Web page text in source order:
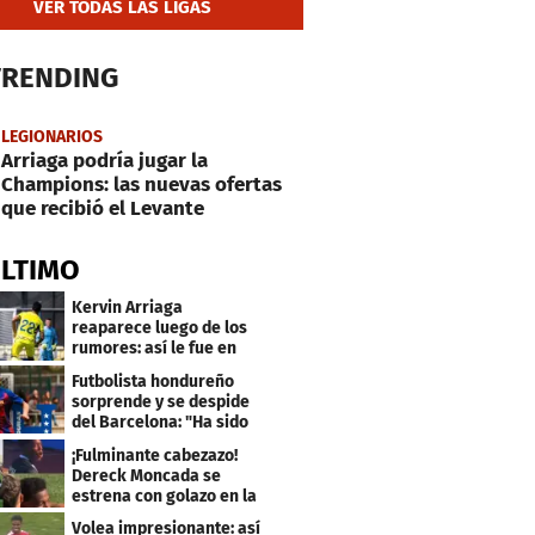
VER TODAS LAS LIGAS
LEGIONARIOS
Arriaga podría jugar la
Champions: las nuevas ofertas
que recibió el Levante
Kervin Arriaga
reaparece luego de los
rumores: así le fue en
amistoso con Levante
Futbolista hondureño
sorprende y se despide
del Barcelona: "Ha sido
un orgullo"
¡Fulminante cabezazo!
Dereck Moncada se
estrena con golazo en la
Liga de Suiza
Volea impresionante: así